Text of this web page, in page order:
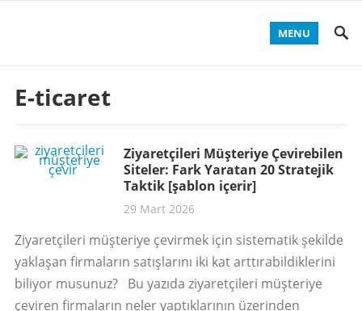
MENU
E-ticaret
Ziyaretçileri Müşteriye Çevirebilen
Siteler: Fark Yaratan 20 Stratejik
Taktik [şablon içerir]
29 Mart 2026
Ziyaretçileri müşteriye çevirmek için sistematik şekilde
yaklaşan firmaların satışlarını iki kat arttırabildiklerini
biliyor musunuz? Bu yazıda ziyaretçileri müşteriye
çeviren firmaların neler yaptıklarının üzerinden